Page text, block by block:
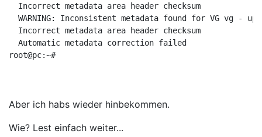
Incorrect metadata area header checksum
WARNING: Inconsistent metadata found for VG vg -
Incorrect metadata area header checksum
Automatic metadata correction failed
root@pc:~#
Aber ich habs wieder hinbekommen.
Wie? Lest einfach weiter...